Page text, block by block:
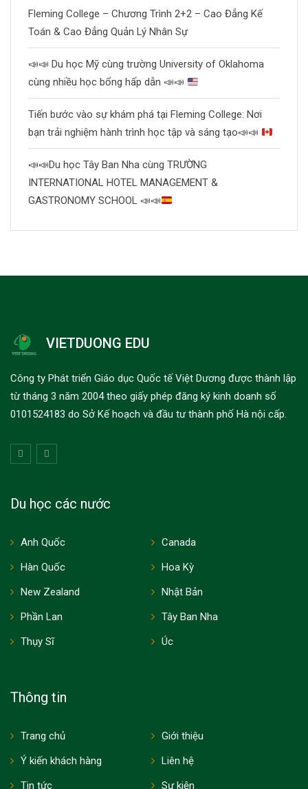
Fleming College – Chương Trình 2+2 – Cao Đẳng Kế
Toán & Cao Đẳng Quản Lý Nhân Sự
📣📣 Du học Mỹ cùng trường University of Oklahoma
cùng nhiều học bổng hấp dẫn 📣📣
Tiến bước vào sự khám phá tại Fleming College: Nơi
bạn trải nghiệm hành trình học tập và sáng tạo📣📣
📣📣Du học Tây Ban Nha cùng TRƯỜNG
INTERNATIONAL HOTEL MANAGEMENT &
GASTRONOMY SCHOOL 📣📣
VIETDUONG EDU
Công ty Phát triển Giáo dục Quốc tế Việt Dương được thành lập
từ tháng 3 năm 2004 theo giấy phép đăng ký kinh doanh số
0101524183 do Sở Kế hoạch và đầu tư thành phố Hà nội cấp.
Du học các nước
Anh Quốc
Canada
Hàn Quốc
Hoa Kỳ
New Zealand
Nhật Bản
Phần Lan
Tây Ban Nha
Thụy Sĩ
Úc
Thông tin
Trang chủ
Giới thiệu
Ý kiến khách hàng
Liên hệ
Tin tức
Sự kiện